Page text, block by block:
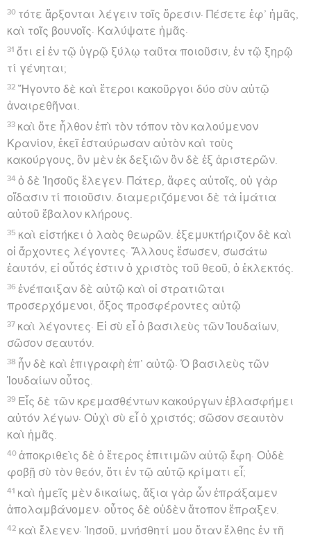
30 τότε ἄρξονται λέγειν τοῖς ὄρεσιν· Πέσετε ἐφ’ ἡμᾶς,
καὶ τοῖς βουνοῖς· Καλύψατε ἡμᾶς·
31 ὅτι εἰ ἐν τῷ ὑγρῷ ξύλῳ ταῦτα ποιοῦσιν, ἐν τῷ ξηρῷ
τί γένηται;
32 Ἤγοντο δὲ καὶ ἕτεροι κακοῦργοι δύο σὺν αὐτῷ
ἀναιρεθῆναι.
33 καὶ ὅτε ἦλθον ἐπὶ τὸν τόπον τὸν καλούμενον
Κρανίον, ἐκεῖ ἐσταύρωσαν αὐτὸν καὶ τοὺς
κακούργους, ὃν μὲν ἐκ δεξιῶν ὃν δὲ ἐξ ἀριστερῶν.
34 ὁ δὲ Ἰησοῦς ἔλεγεν· Πάτερ, ἄφες αὐτοῖς, οὐ γὰρ
οἴδασιν τί ποιοῦσιν. διαμεριζόμενοι δὲ τὰ ἱμάτια
αὐτοῦ ἔβαλον κλήρους.
35 καὶ εἱστήκει ὁ λαὸς θεωρῶν. ἐξεμυκτήριζον δὲ καὶ
οἱ ἄρχοντες λέγοντες· Ἄλλους ἔσωσεν, σωσάτω
ἑαυτόν, εἰ οὗτός ἐστιν ὁ χριστὸς τοῦ θεοῦ, ὁ ἐκλεκτός.
36 ἐνέπαιξαν δὲ αὐτῷ καὶ οἱ στρατιῶται
προσερχόμενοι, ὄξος προσφέροντες αὐτῷ
37 καὶ λέγοντες· Εἰ σὺ εἶ ὁ βασιλεὺς τῶν Ἰουδαίων,
σῶσον σεαυτόν.
38 ἦν δὲ καὶ ἐπιγραφὴ ἐπ’ αὐτῷ· Ὁ βασιλεὺς τῶν
Ἰουδαίων οὗτος.
39 Εἷς δὲ τῶν κρεμασθέντων κακούργων ἐβλασφήμει
αὐτόν λέγων· Οὐχὶ σὺ εἶ ὁ χριστός; σῶσον σεαυτὸν
καὶ ἡμᾶς.
40 ἀποκριθεὶς δὲ ὁ ἕτερος ἐπιτιμῶν αὐτῷ ἔφη· Οὐδὲ
φοβῇ σὺ τὸν θεόν, ὅτι ἐν τῷ αὐτῷ κρίματι εἶ;
41 καὶ ἡμεῖς μὲν δικαίως, ἄξια γὰρ ὧν ἐπράξαμεν
ἀπολαμβάνομεν· οὗτος δὲ οὐδὲν ἄτοπον ἔπραξεν.
42 καὶ ἔλεγεν· Ἰησοῦ, μνήσθητί μου ὅταν ἔλθῃς ἐν τῇ